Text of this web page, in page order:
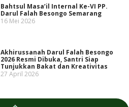
Bahtsul Masa’il Internal Ke-VI PP.
Darul Falah Besongo Semarang
16 Mei 2026
Akhirussanah Darul Falah Besongo
2026 Resmi Dibuka, Santri Siap
Tunjukkan Bakat dan Kreativitas
27 April 2026